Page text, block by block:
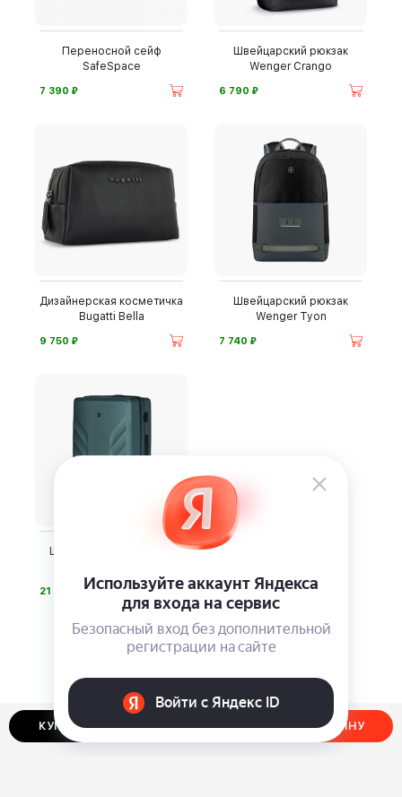
КУПИТЬ В ОДИН КЛИК ДОБАВИТЬ В КОРЗИНУ
Переносной сейф
SafeSpace
7 390 ⃏
Швейцарский рюкзак
Wenger Crango
6 790 ⃏
Дизайнерская косметичка
Bugatti Bella
9 750 ⃏
Швейцарский рюкзак
Wenger Tyon
7 740 ⃏
Швейцарский чемодан
21 310